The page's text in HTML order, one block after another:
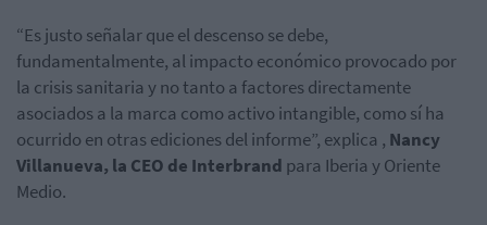
“Es justo señalar que el descenso se debe,
fundamentalmente, al impacto económico provocado por
la crisis sanitaria y no tanto a factores directamente
asociados a la marca como activo intangible, como sí ha
ocurrido en otras ediciones del informe”, explica , Nancy
Villanueva, la CEO de Interbrand para Iberia y Oriente
Medio.